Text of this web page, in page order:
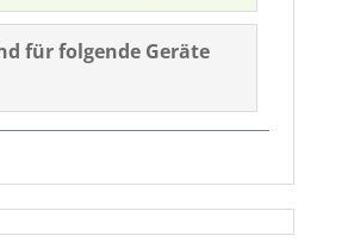
für folgende Geräte